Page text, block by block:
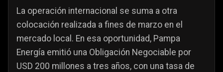
La operación internacional se suma a otra
colocación realizada a fines de marzo en el
mercado local. En esa oportunidad, Pampa
Energía emitió una Obligación Negociable por
USD 200 millones a tres años, con una tasa de